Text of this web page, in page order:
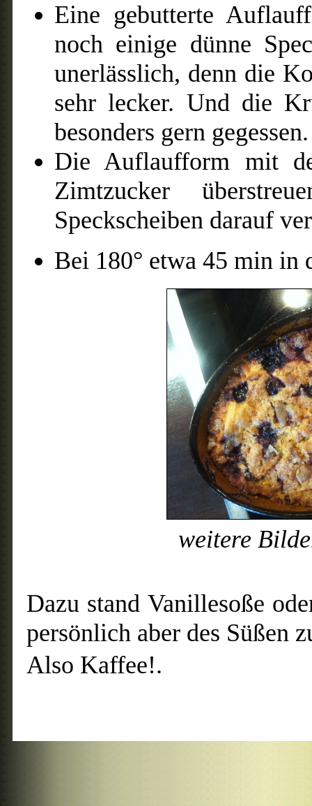
Eine gebutterte
noch einige dünne
unerlässlich, denn die
sehr lecker. Und die
besonders gern gegessen.
Die Auflaufform mit
Zimtzucker
Speckscheiben darauf
Bei 180° etwa 45 min in
weitere
Dazu stand Vanillesoße
persönlich aber des Süßen
Also Kaffee!.